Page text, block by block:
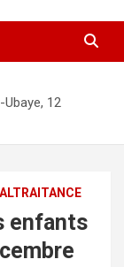
12
enfants